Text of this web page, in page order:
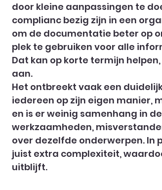
door kleine aanpassingen te
complianc bezig zijn in een
om de documentatie beter op
plek te gebruiken voor alle
Dat kan op korte termijn
aan.
Het ontbreekt vaak een
iedereen op zijn eigen manier,
en is er weinig samenhang in
werkzaamheden,
over dezelfde onderwerpen. In
juist extra complexiteit,
uitblijft.